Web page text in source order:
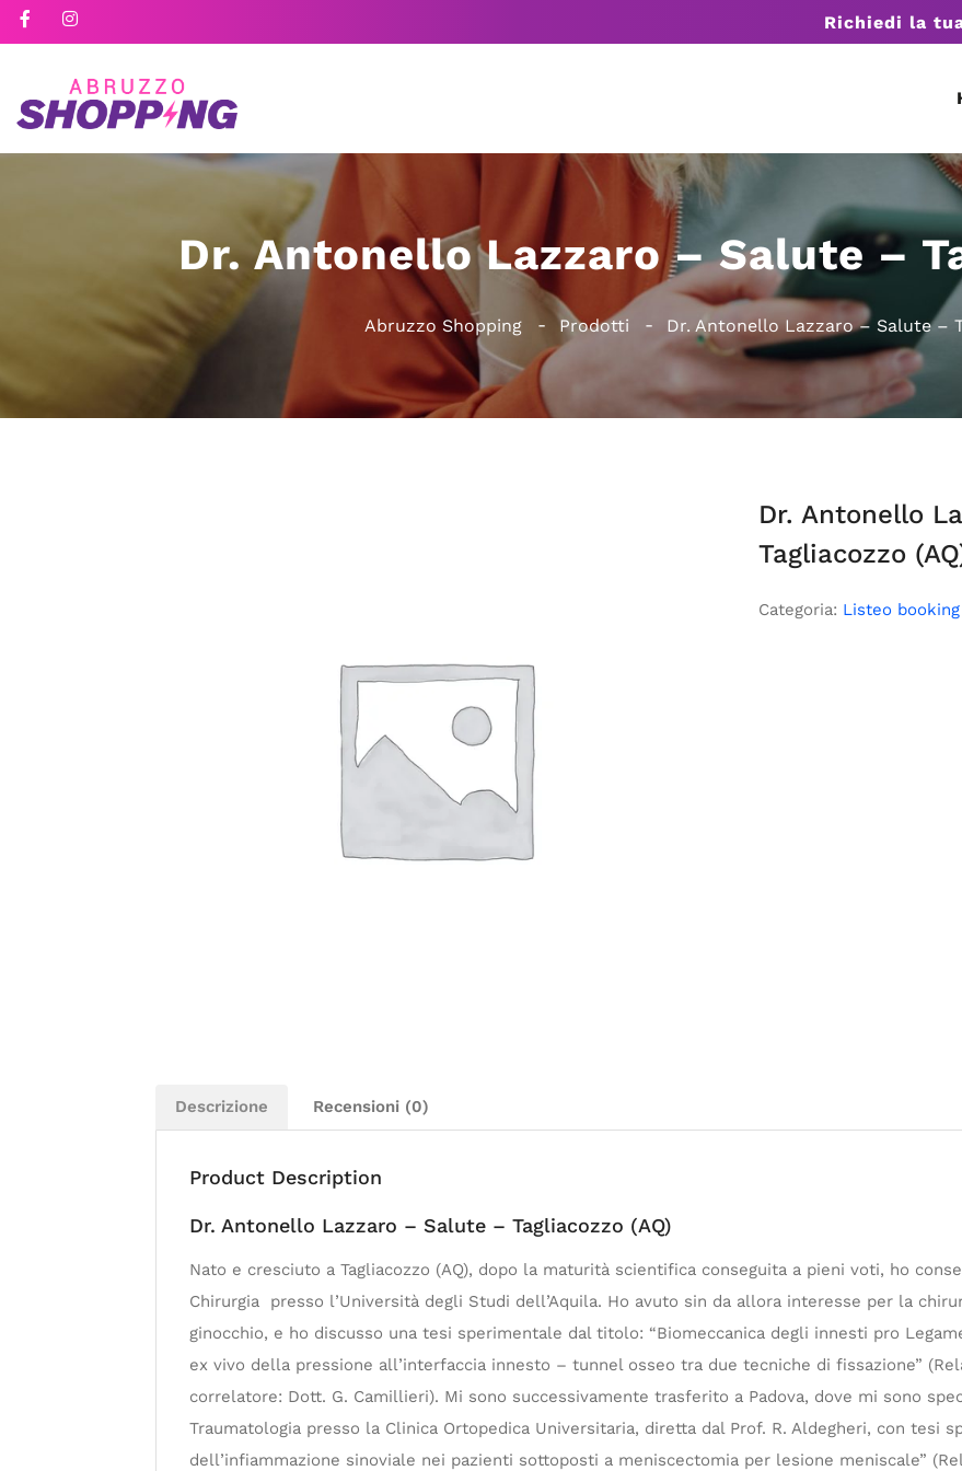
Richiedi la
Dr. Antonello Lazzaro – Salute –
Abruzzo Shopping Prodotti Dr. Antonello Lazzaro – Salute –
Dr. Antonello
Tagliacozzo
Categoria: Listeo booking
Descrizione Recensioni (0)
Product Description
Dr. Antonello Lazzaro – Salute – Tagliacozzo (AQ)
Nato e cresciuto a Tagliacozzo (AQ), dopo la maturità scientifica conseguita a pieni voti, ho
Chirurgia presso l’Università degli Studi dell’Aquila. Ho avuto sin da allora interesse per la
ginocchio, e ho discusso una tesi sperimentale dal titolo: “Biomeccanica degli innesti pro
ex vivo della pressione all’interfaccia innesto – tunnel osseo tra due tecniche di fissazione”
correlatore: Dott. G. Camillieri). Mi sono successivamente trasferito a Padova, dove mi sono
Traumatologia presso la Clinica Ortopedica Universitaria, diretta dal Prof. R. Aldegheri, con tesi
dell’infiammazione sinoviale nei pazienti sottoposti a meniscectomia per lesione meniscale”